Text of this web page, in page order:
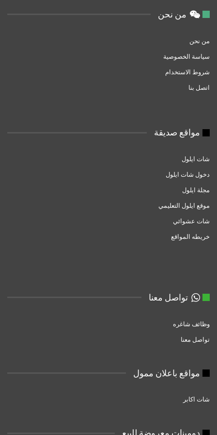
من نحن
من نحن
سياسة الخصوصية
شروط الاستخدام
اتصل بنا
مواقع صديقة
شات ايلول
دخول شات ايلول
مجلة ايلول
موقع ايلول التعليمي
شات عشوائي
خريطه المواقع
تواصل معنا
وظائف شاغره
تواصل معنا
مواقع باعلان ممول
شات اكابر
دومبنات معروضة للبيع